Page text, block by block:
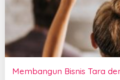
Membangun Bisnis Tara